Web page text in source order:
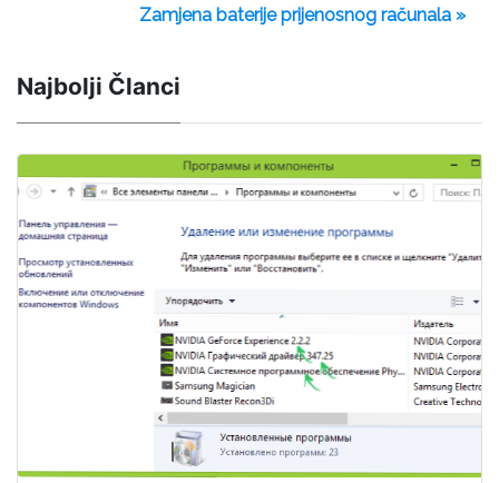
Zamjena baterije prijenosnog računala »
Najbolji Članci